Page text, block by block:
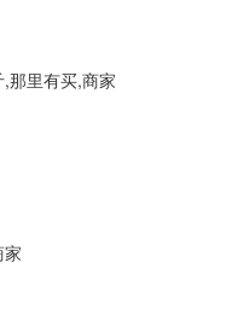
那里有买,商家